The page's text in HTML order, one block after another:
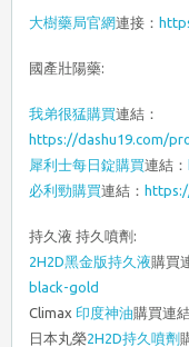
大樹藥局官網連接：
國產壯陽藥:
我弟很猛購買連結：
https://dashu19.com/
犀利士每日錠購買連結：
必利勁購買連結：
持久液 持久噴劑:
2H2D黑金版持久液購買
black-gold
Climax 印度神油購買連
日本丸榮2H2D持久噴劑